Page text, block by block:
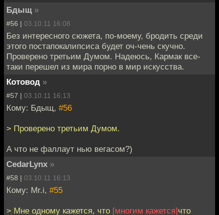
Бдыщ »
#56 | 03.10.11 16:08
Без интересного сюжета, по-моему, бродить среди
этого постапокалипсиса будет оч-чень скучно.
Проверено третьим Думом. Надеюсь, Кармак все-
таки перешел из мира порно в мир искусства.
Котовод »
#57 | 03.10.11 16:13
Кому: Бдыщ, #56
> Проверено третьим Думом.
А что не фаллаут нью вегасом?)
CedarLynx »
#58 | 03.10.11 16:13
Кому: Mr.i, #55
> Мне одному кажется, что [многим кажется]что